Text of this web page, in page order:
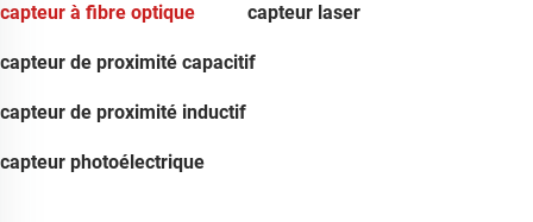
capteur à fibre optique capteur laser
capteur de proximité capacitif
capteur de proximité inductif
capteur photoélectrique